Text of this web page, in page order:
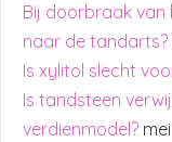
Bij doorbraak
naar de tandarts?
Is xylitol slecht
Is tandsteen
verdienmodel?